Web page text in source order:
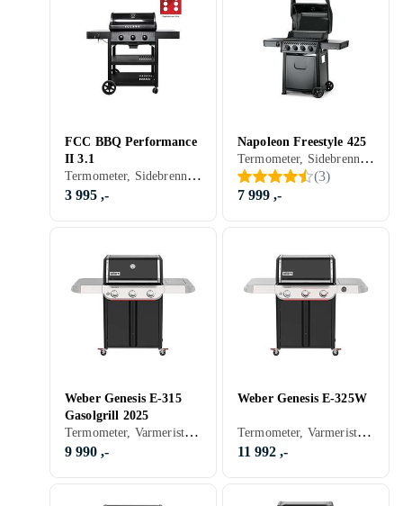
FCC BBQ Performance
II 3.1
Termometer, Sidebrennere, Varmerist, Hyller, Stativ/vogn (Inkludert/ innebygget), Pizza, Grillvogn, Gassgrill
3 995 ,-
Napoleon Freestyle 425
Termometer, Sidebrennere, Hyller, Pizza, Grillvogn, Gassgrill
(3)
7 999 ,-
Weber Genesis E-315
Gasolgrill 2025
Termometer, Varmerist, Skap og skuffer, Stativ/vogn (Inkludert/ innebygget), Grillvogn, Gassgrill
9 990 ,-
Weber Genesis E-325W
Termometer, Varmerist, Hyller, Grillvogn, Gassgrill
11 992 ,-